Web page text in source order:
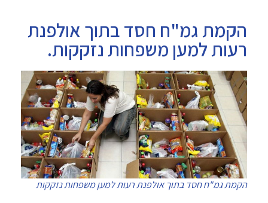
הקמת גמ"ח חסד בתוך אולפנת
רעות למען משפחות נזקקות.
הקמת גמ"ח חסד בתוך אולפנת רעות למען משפחות נזקקות